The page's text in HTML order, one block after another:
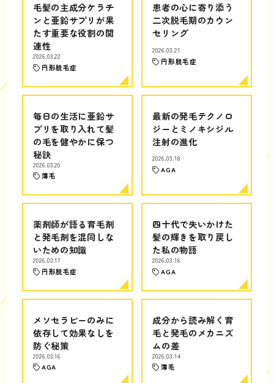
毛髪の主成分ケラチ
ンと亜鉛サプリが果
たす重要な役割の関
連性
2026.03.22
円形脱毛症
患者の心に寄り添う
二次脱毛期のカウン
セリング
2026.03.21
円形脱毛症
毎日の生活に亜鉛サ
プリを取り入れて髪
の毛を健やかに保つ
秘訣
2026.03.20
薄毛
最新の発毛テクノロ
ジーとミノキシジル
注射の進化
2026.03.18
AGA
薬剤師が語る育毛剤
と発毛剤を混同しな
いための知識
2026.03.17
円形脱毛症
四十代で失いかけた
髪の輝きを取り戻し
た私の物語
2026.03.16
AGA
メソセラピーのみに
依存して効果なしを
防ぐ秘策
2026.03.16
AGA
成分から読み解く育
毛と発毛のメカニズ
ムの差
2026.03.14
薄毛